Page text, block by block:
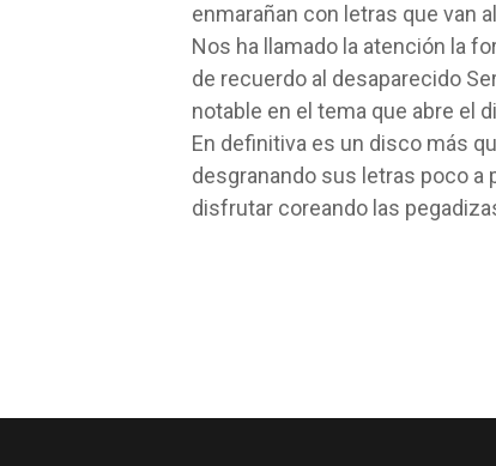
enmarañan con letras que van
Nos ha llamado la atención la
de recuerdo al desaparecido
notable en el tema que abre el
En definitiva es un disco más
desgranando sus letras poco a
disfrutar coreando las